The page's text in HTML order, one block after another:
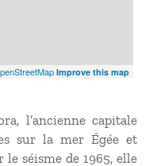
Improve this map
l’ancienne capitale
sur la mer Égée et
le séisme de 1965, elle